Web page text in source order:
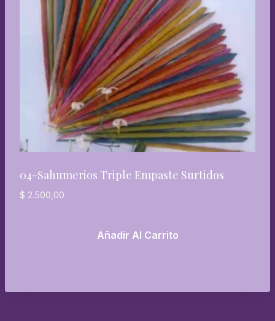
04-Sahumerios Triple Empaste Surtidos
$ 2.500,00
Añadir Al Carrito